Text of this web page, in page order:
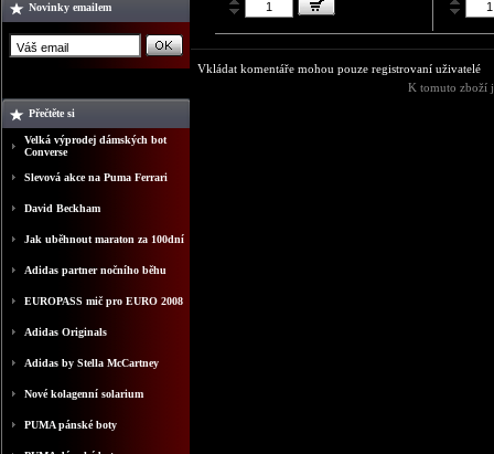
Novinky emailem
Přečtěte si
Velká výprodej dámských bot
Converse
Slevová akce na Puma Ferrari
David Beckham
Jak uběhnout maraton za 100dní
Adidas partner nočního běhu
EUROPASS mič pro EURO 2008
Adidas Originals
Adidas by Stella McCartney
Nové kolagenní solarium
PUMA pánské boty
Vkládat komentáře mohou pouze registrovaní uživatelé
K tomuto zboží